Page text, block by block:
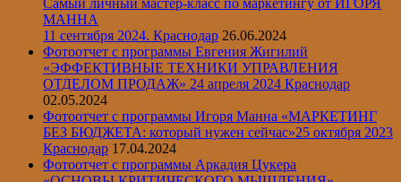
МАННА
11 сентября 2024. Краснодар 26.06.2024
Фотоотчет с программы Евгения Жигилий
«ЭФФЕКТИВНЫЕ ТЕХНИКИ УПРАВЛЕНИЯ
ОТДЕЛОМ ПРОДАЖ» 24 апреля 2024 Краснодар
02.05.2024
Фотоотчет с программы Игоря Манна «МАРКЕТИНГ
БЕЗ БЮДЖЕТА: который нужен сейчас»25 октября 2023
Краснодар 17.04.2024
Фотоотчет с программы Аркадия Цукера